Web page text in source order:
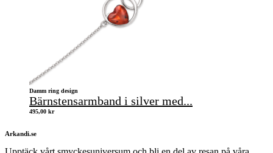
Damm ring design
Bärnstensarmband i silver med...
495,00 kr
Arkandi.se